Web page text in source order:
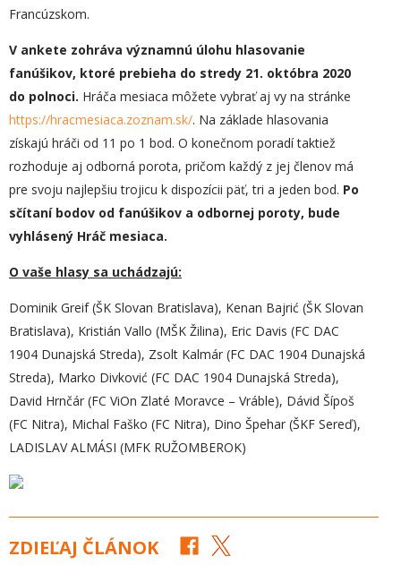
Francúzskom.
V ankete zohráva významnú úlohu hlasovanie
fanúšikov, ktoré prebieha do stredy 21. októbra 2020
do polnoci. Hráča mesiaca môžete vybrať aj vy na stránke
https://hracmesiaca.zoznam.sk/. Na základe hlasovania
získajú hráči od 11 po 1 bod. O konečnom poradí taktiež
rozhoduje aj odborná porota, pričom každý z jej členov má
pre svoju najlepšiu trojicu k dispozícii päť, tri a jeden bod. Po
sčítaní bodov od fanúšikov a odbornej poroty, bude
vyhlásený Hráč mesiaca.
O vaše hlasy sa uchádzajú:
Dominik Greif (ŠK Slovan Bratislava), Kenan Bajrić (ŠK Slovan
Bratislava), Kristián Vallo (MŠK Žilina), Eric Davis (FC DAC
1904 Dunajská Streda), Zsolt Kalmár (FC DAC 1904 Dunajská
Streda), Marko Divković (FC DAC 1904 Dunajská Streda),
David Hrnčár (FC ViOn Zlaté Moravce – Vráble), Dávid Šípoš
(FC Nitra), Michal Faško (FC Nitra), Dino Špehar (ŠKF Sereď),
LADISLAV ALMÁSI (MFK RUŽOMBEROK)
ZDIEĽAJ ČLÁNOK